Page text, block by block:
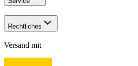
Rechtliches
Versand mit